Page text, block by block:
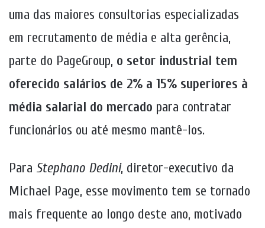
uma das maiores consultorias especializadas
em recrutamento de média e alta gerência,
parte do PageGroup, o setor industrial tem
oferecido salários de 2% a 15% superiores à
média salarial do mercado para contratar
funcionários ou até mesmo mantê-los.
Para Stephano Dedini, diretor-executivo da
Michael Page, esse movimento tem se tornado
mais frequente ao longo deste ano, motivado